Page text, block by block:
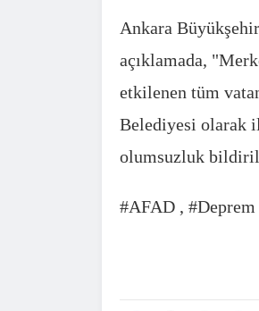
Ankara
açıklamada,
etkilenen tüm
Belediyesi olarak
olumsuzluk
#AFAD ,